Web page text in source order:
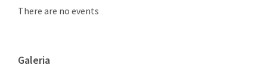
There are no events
Galeria